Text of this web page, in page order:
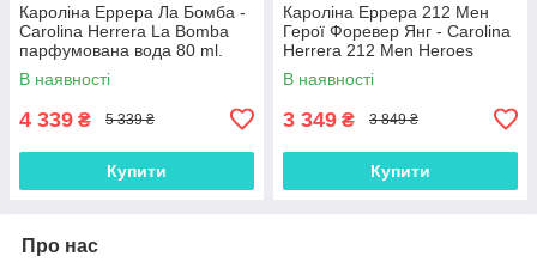
Кароліна Еррера Ла Бомба -
Carolina Herrera La Bomba
парфумована вода 80 ml.
В наявності
4 339 ₴ 5 339 ₴
Купити
Кароліна Еррера 212 Мен
Герої Форевер Янг - Carolina
Herrera 212 Men Heroes
Forever Young туалетна вода
90ml
В наявності
3 349 ₴ 3 849 ₴
Купити
Про нас